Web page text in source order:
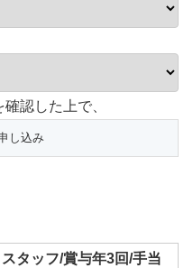
認した上で、
タッフ/賞与年3回/手当